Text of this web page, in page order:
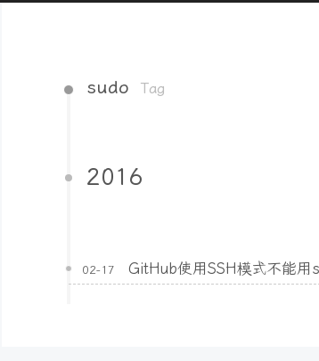
sudo Tag
2016
02-17 GitHub使用SSH模式不能用